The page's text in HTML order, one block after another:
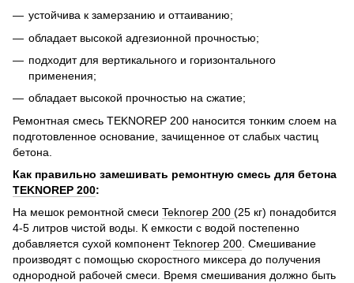
устойчива к замерзанию и оттаиванию;
обладает высокой адгезионной прочностью;
подходит для вертикального и горизонтального
применения;
обладает высокой прочностью на сжатие;
Ремонтная смесь TEKNOREP 200 наносится тонким слоем на
подготовленное основание, зачищенное от слабых частиц
бетона.
Как правильно замешивать ремонтную смесь для бетона
TEKNOREP 200:
На мешок ремонтной смеси Teknorep 200 (25 кг) понадобится
4-5 литров чистой воды. К емкости с водой постепенно
добавляется сухой компонентTeknorep 200. Смешивание
производят с помощью скоростного миксера до получения
однородной рабочей смеси. Время смешивания должно быть